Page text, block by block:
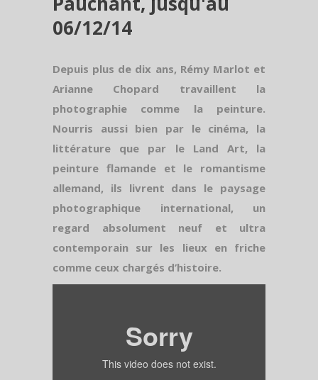
06/12/14
Depuis plus de dix ans, Rémy Marlot et
Arianne Chopard travaillent la
photographie comme la peinture.
Nourris aussi bien par le cinéma, la
littérature que par le Land Art, la
peinture flamande et le romantisme
allemand, ils livrent dans le paysage
photographique international, un
regard absolument neuf et ultra
contemporain sur les lieux en friche
comme ceux chargés d’histoire.